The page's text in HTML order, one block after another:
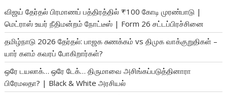
விஜய் தேர்தல் பிரமாணப் பத்திரத்தில் ₹100 கோடி முரண்பாடு |
மெட்ராஸ் உயர் நீதிமன்றம் நோட்டீஸ் | Form 26 சட்டப்பிரச்சினை
தமிழ்நாடு 2026 தேர்தல்: பாஜக சுணக்கம் vs திமுக வாக்குறுதிகள் –
யார் களம் கவரப் போகிறார்கள்?
ஒரே டயலாக்… ஒரே டேக்… திருமாவை அசிங்கப்படுத்தினாரா
பிரேமலதா? | Black & White அரசியல்